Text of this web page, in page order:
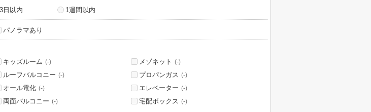
3日以内 1週間以内
パノラマあり
キッズルーム (-) メゾネット (-)
ルーフバルコニー (-) プロパンガス (-)
オール電化 (-) エレベーター (-)
両面バルコニー (-) 宅配ボックス (-)